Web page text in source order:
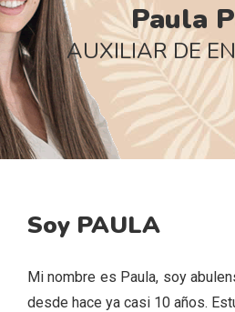
Paula
AUXILIAR DE
Soy PAULA
Mi nombre es Paula, soy
desde hace ya casi 10 años.